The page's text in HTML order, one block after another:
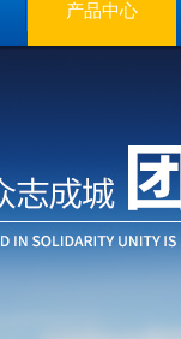
产品中心